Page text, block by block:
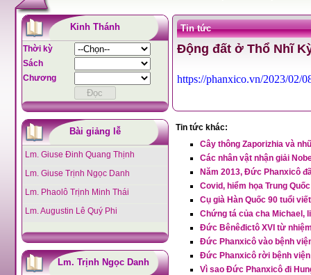
Kinh Thánh
Thời kỳ
Sách
Chương
Bài giảng lễ
Lm. Giuse Đinh Quang Thịnh
Lm. Giuse Trịnh Ngọc Danh
Lm. Phaolô Trịnh Minh Thái
Lm. Augustin Lê Quý Phi
Lm. Trịnh Ngọc Danh
Tin tức
Động đất ở Thổ Nhĩ
https://phanxico.vn/2023/02/
Tin tức khác:
Cây thông Zaporizhia và
Các nhân vật nhận giải
Năm 2013, Đức Phanxicô
Covid, hiểm họa Trung Quốc
Cụ già Hàn Quốc 90 tuổi
Chứng tá của cha Michael,
Đức Bênêđictô XVI từ
Đức Phanxicô vào bệnh
Đức Phanxicô rời bệnh viện
Vì sao Đức Phanxicô đi